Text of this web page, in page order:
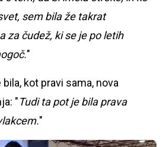
sem bila že takrat
za čudež, ki se je po letih
"
kot pravi sama, nova
"Tudi ta pot je bila prava
"